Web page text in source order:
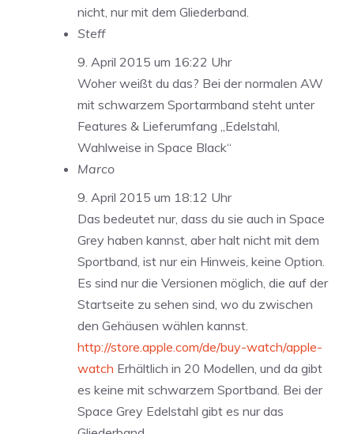
nicht, nur mit dem Gliederband.
Steff
9. April 2015 um 16:22 Uhr
Woher weißt du das? Bei der normalen AW
mit schwarzem Sportarmband steht unter
Features & Lieferumfang „Edelstahl,
Wahlweise in Space Black“
Marco
9. April 2015 um 18:12 Uhr
Das bedeutet nur, dass du sie auch in Space
Grey haben kannst, aber halt nicht mit dem
Sportband, ist nur ein Hinweis, keine Option.
Es sind nur die Versionen möglich, die auf der
Startseite zu sehen sind, wo du zwischen
den Gehäusen wählen kannst.
http://store.apple.com/de/buy-watch/apple-
watch Erhältlich in 20 Modellen, und da gibt
es keine mit schwarzem Sportband. Bei der
Space Grey Edelstahl gibt es nur das